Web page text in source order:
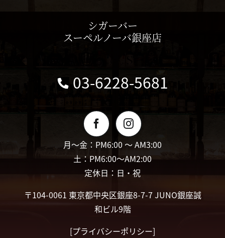
シガーバー
スーペルノーバ銀座店
03-6228-5681
月〜金：PM6:00 〜 AM3:00
土：PM6:00〜AM2:00
定休日：日・祝
〒104-0061 東京都中央区銀座8-7-7 JUNO銀座誠
和ビル9階
[プライバシーポリシー]